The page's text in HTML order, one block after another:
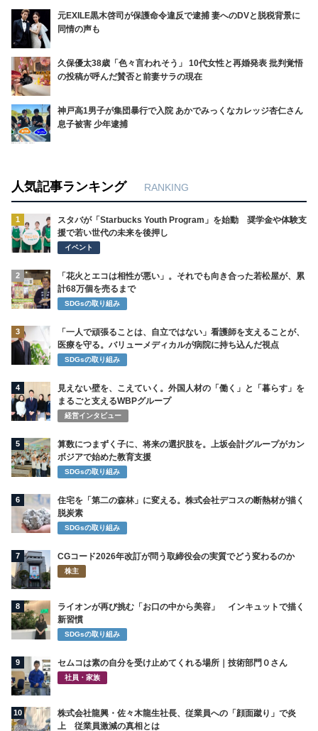
元EXILE黒木啓司が保護命令違反で逮捕 妻へのDVと脱税背景に
同情の声も
久保優太38歳「色々言われそう」 10代女性と再婚発表 批判覚悟
の投稿が呼んだ賛否と前妻サラの現在
神戸高1男子が集団暴行で入院 あかでみっくなカレッジ杏仁さん
息子被害 少年逮捕
人気記事ランキング RANKING
1
スタバが「Starbucks Youth Program」を始動 奨学金や体験支
援で若い世代の未来を後押し
イベント
2
「花火とエコは相性が悪い」。それでも向き合った若松屋が、累
計68万個を売るまで
SDGsの取り組み
3
「一人で頑張ることは、自立ではない」看護師を支えることが、
医療を守る。バリューメディカルが病院に持ち込んだ視点
SDGsの取り組み
4
見えない壁を、こえていく。外国人材の「働く」と「暮らす」を
まるごと支えるWBPグループ
経営インタビュー
5
算数につまずく子に、将来の選択肢を。上坂会計グループがカン
ボジアで始めた教育支援
SDGsの取り組み
6
住宅を「第二の森林」に変える。株式会社デコスの断熱材が描く
脱炭素
SDGsの取り組み
7 CGコード2026年改訂が問う取締役会の実質でどう変わるのか
株主
8
ライオンが再び挑む「お口の中から美容」 インキュットで描く
新習慣
SDGsの取り組み
9 セムコは素の自分を受け止めてくれる場所｜技術部門０さん
社員・家族
10
株式会社龍興・佐々木龍生社長、従業員への「顔面蹴り」で炎
上 従業員激減の真相とは